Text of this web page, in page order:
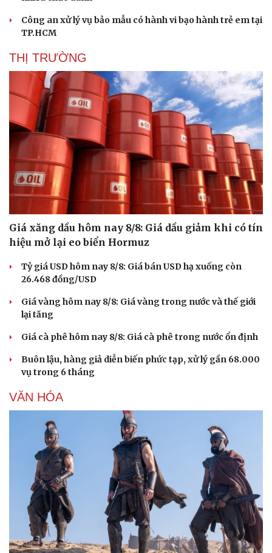
Tư vấn
Săn Tour
Câu chuyện thời sự
Kể chuyện cho bé
Công an xử lý vụ bảo mẫu có hành vi bạo hành trẻ em tại
TP.HCM
THỊ TRƯỜNG
Giá xăng dầu hôm nay 8/8: Giá dầu giảm khi có tín
hiệu mở lại eo biển Hormuz
Tỷ giá USD hôm nay 8/8: Giá bán USD hạ xuống còn
26.468 đồng/USD
Giá vàng hôm nay 8/8: Giá vàng trong nước và thế giới
lại tăng
Giá cà phê hôm nay 8/8: Giá cà phê trong nước ổn định
Buôn lậu, hàng giả diễn biến phức tạp, xử lý gần 68.000
vụ trong 6 tháng
VĂN HÓA